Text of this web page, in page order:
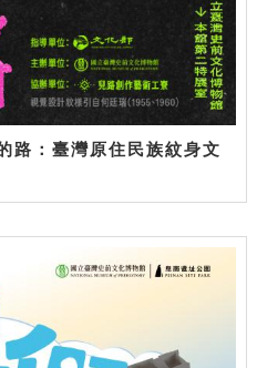
路：臺灣原住民族紋身文